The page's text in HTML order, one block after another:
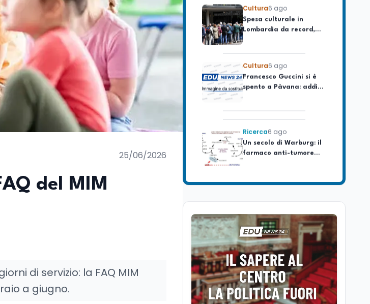
25/06/2026
del MIM
di servizio: la FAQ MIM
a giugno.
Lombardia da record,
ma la voragine Nord-
Sud triplica
spento a Pàvana: addio
al Maestrone
Ricerca6 ago
farmaco anti-tumore
che accende la glicolisi
Il rivelatore che 'vede' i
attraverso 400 metri di
roccia
Scuola6 ago
Posizioni economiche
ATA: la matematica
degli arretrati fino a
4.150 euro
Cultura6 ago
Spesa culturale in